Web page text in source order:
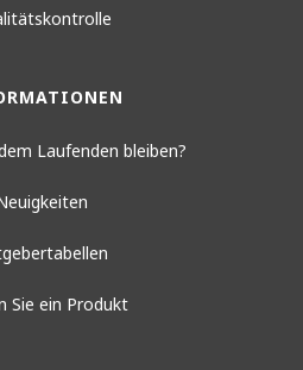
Laufenden bleiben?
Sie ein Produkt